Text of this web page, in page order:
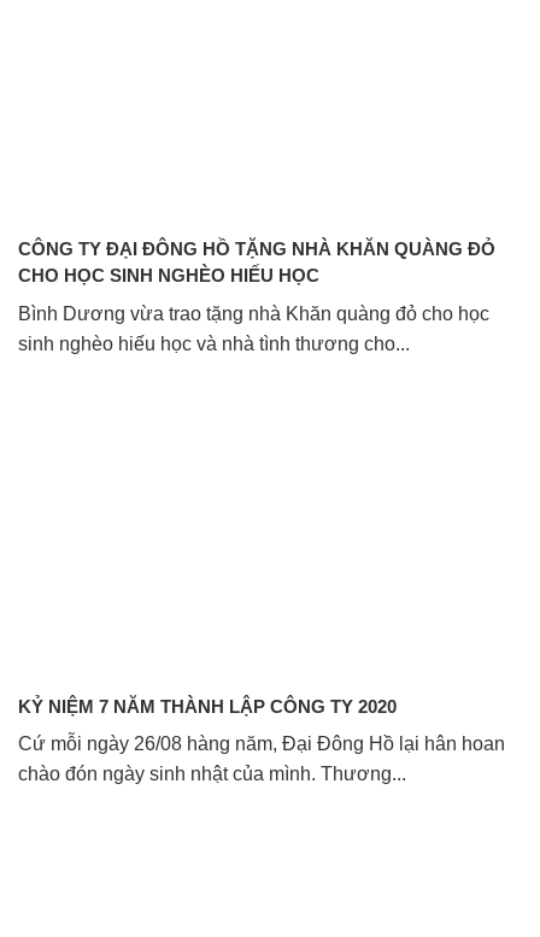
CÔNG TY ĐẠI ĐÔNG HỒ TẶNG NHÀ KHĂN QUÀNG ĐỎ
CHO HỌC SINH NGHÈO HIẾU HỌC
Bình Dương vừa trao tặng nhà Khăn quàng đỏ cho học
sinh nghèo hiếu học và nhà tình thương cho...
KỶ NIỆM 7 NĂM THÀNH LẬP CÔNG TY 2020
Cứ mỗi ngày 26/08 hàng năm, Đại Đông Hồ lại hân hoan
chào đón ngày sinh nhật của mình. Thương...